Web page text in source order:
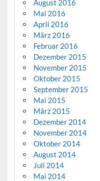
August 2016
Mai 2016
April 2016
März 2016
Februar 2016
Dezember 2015
November 2015
Oktober 2015
September 2015
Mai 2015
März 2015
Dezember 2014
November 2014
Oktober 2014
August 2014
Juli 2014
Mai 2014